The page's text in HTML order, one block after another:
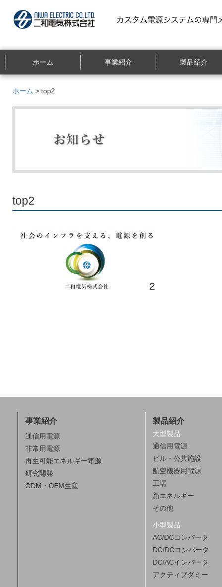
ホーム 事業紹介 製品紹介
ホーム > top2
top2
事業紹介
通信用電源
非常用電源
再生可能エネルギー電源
研究開発
ODM・OEM生産
製品紹介
大型製品
通信用電源
ビル・公共施設
航空機器用電源
工場
新エネルギー
その他
小型製品
AC/DCコンバータ
DC/DCコンバータ
DC/ACインバータ
アクティブダミー